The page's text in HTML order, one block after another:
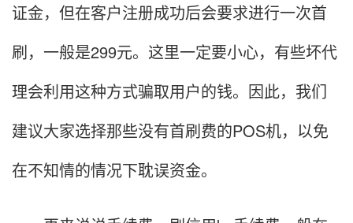
证金，但在客户注册成功后会要求进行一次首
刷，一般是299元。这里一定要小心，有些坏代
理会利用这种方式骗取用户的钱。因此，我们
建议大家选择那些没有首刷费的POS机，以免
在不知情的情况下耽误资金。